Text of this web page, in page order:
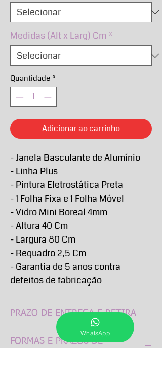
Medidas (Alt x Larg) Cm *
Quantidade*
Adicionar ao carrinho
- Janela Basculante de Alumínio
- Linha Plus
- Pintura Eletrostática Preta
- 1 Folha Fixa e 1 Folha Móvel
- Vidro Mini Boreal 4mm
- Altura 40 Cm
- Largura 80 Cm
- Requadro 2,5 Cm
- Garantia de 5 anos contra
defeitos de fabricação
PRAZO DE ENTREGA E RETIRA
O Prazo de entrega de todos os produtos
anunciados passam a contar a partir da
FORMAS E PRAZOS DE
WhatsApp